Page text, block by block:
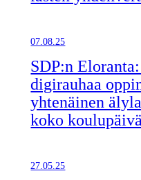
07.08.25
SDP:n
digirauhaa
yhtenäinen
koko
27.05.25